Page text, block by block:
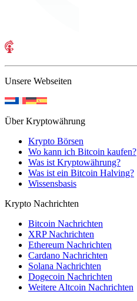
Unsere Webseiten
Über Kryptowährung
Krypto Börsen
Wo kann ich Bitcoin kaufen?
Was ist Kryptowährung?
Was ist ein Bitcoin Halving?
Wissensbasis
Krypto Nachrichten
Bitcoin Nachrichten
XRP Nachrichten
Ethereum Nachrichten
Cardano Nachrichten
Solana Nachrichten
Dogecoin Nachrichten
Weitere Altcoin Nachrichten